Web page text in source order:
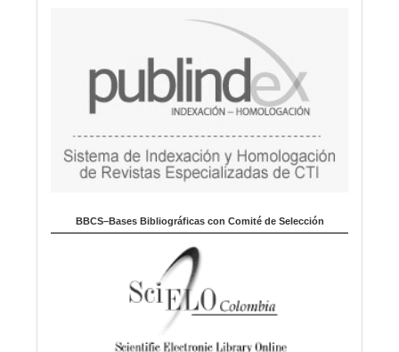
BBCS–Bases Bibliográficas con Comité de Selección